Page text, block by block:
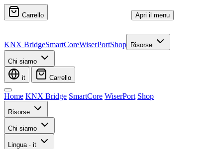
Carrello Apri il menu
KNX BridgeSmartCoreWiserPortShop Risorse
Chi siamo
it Carrello
Home KNX Bridge SmartCore WiserPort Shop
Risorse
Chi siamo
Lingua · it